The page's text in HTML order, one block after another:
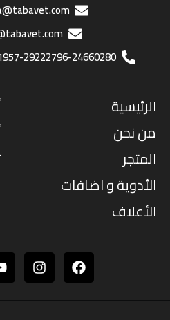
29222796-24660280
الرئيسية
من نحن
المتجر
الأدوية و اضافات
الأعلاف
Facebook